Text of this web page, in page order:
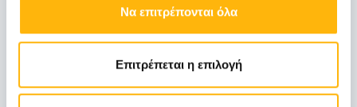
Να επιτρέπονται όλα
Επιτρέπεται η επιλογή
Πλαστικής Επανορθωτικής & Αισθητικής
Χειρουργικής, 18.01.14, ΙΑΣΩ
Ελληνική Εταιρεία Πλαστικής Επανορθωτικής
Σάββατο 18 Ιανουαρίου 2014 στην Αίθουσα